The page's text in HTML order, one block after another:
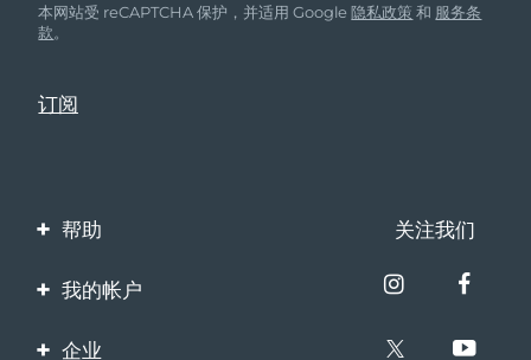
本网站受 reCAPTCHA 保护，并适用 Google隐私政策 和 服务条
款。
帮助
联系我们
关注我们
我的帐户
产品注册
企业